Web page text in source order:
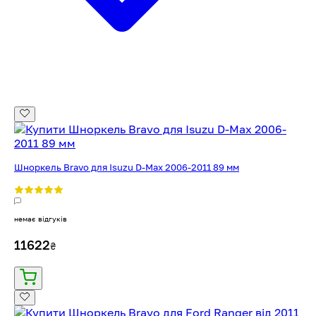
Шноркель Bravo для Isuzu D-Max 2006-2011 89 мм
немає відгуків
11622₴